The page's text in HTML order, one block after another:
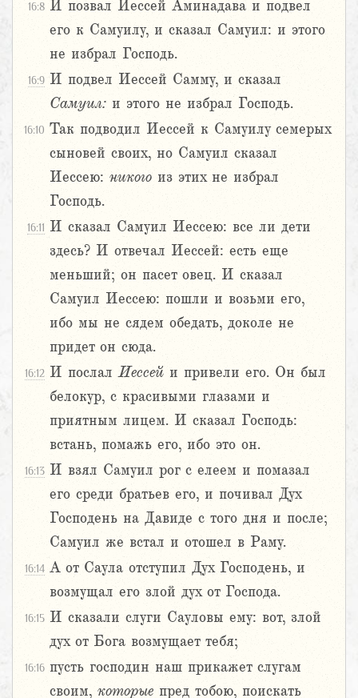
16:8 И позвал Иессей Аминадава и подвел
его к Самуилу, и сказал Самуил: и этого
не избрал Господь.
16:9 И подвел Иессей Самму, и сказал
Самуил: и этого не избрал Господь.
16:10 Так подводил Иессей к Самуилу семерых
сыновей своих, но Самуил сказал
Иессею: никого из этих не избрал
Господь.
16:11 И сказал Самуил Иессею: все ли дети
здесь? И отвечал Иессей: есть еще
меньший; он пасет овец. И сказал
Самуил Иессею: пошли и возьми его,
ибо мы не сядем обедать, доколе не
придет он сюда.
16:12 И послалИессей и привели его. Он был
белокур, с красивыми глазами и
приятным лицем. И сказал Господь:
встань, помажь его, ибо это он.
16:13 И взял Самуил рог с елеем и помазал
его среди братьев его, и почивал Дух
Господень на Давиде с того дня и после;
Самуил же встал и отошел в Раму.
16:14 А от Саула отступил Дух Господень, и
возмущал его злой дух от Господа.
16:15 И сказали слуги Сауловы ему: вот, злой
дух от Бога возмущает тебя;
16:16 пусть господин наш прикажет слугам
своим, которые пред тобою, поискать